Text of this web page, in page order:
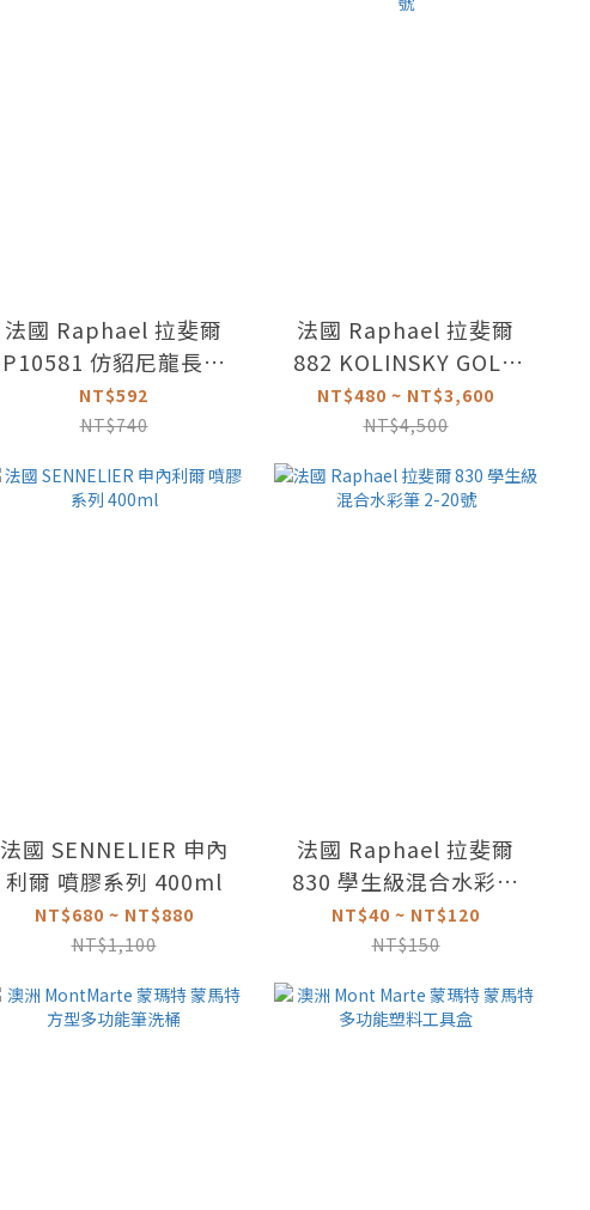
法國 Raphael 拉斐爾
P10581 仿貂尼龍長桿
套組 共三款
NT$592
NT$740
法國 Raphael 拉斐爾
882 KOLINSKY GOLD
圓點油畫筆 2-16號
NT$480 ~ NT$3,600
NT$4,500
法國 SENNELIER 申內
利爾 噴膠系列 400ml
NT$680 ~ NT$880
NT$1,100
法國 Raphael 拉斐爾
830 學生級混合水彩筆
2-20號
NT$40 ~ NT$120
NT$150